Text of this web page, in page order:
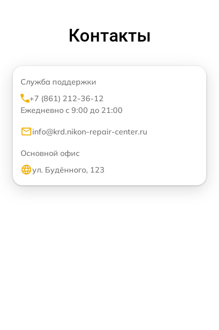
Контакты
Служба поддержки
+7 (861) 212-36-12
Ежедневно с 9:00 до 21:00
info@krd.nikon-repair-center.ru
Основной офис
ул. Будённого, 123